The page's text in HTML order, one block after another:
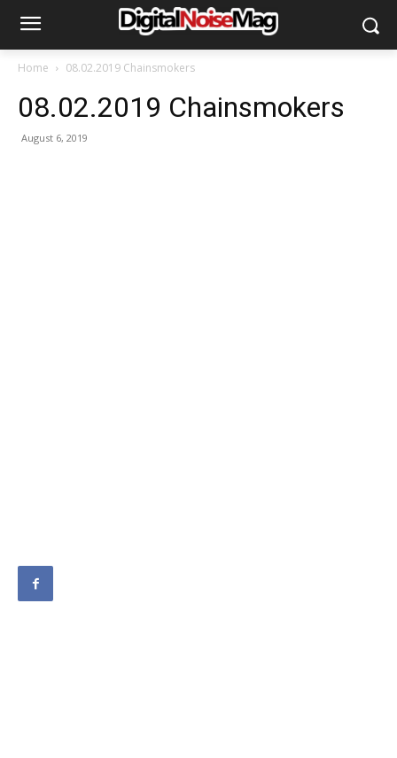
Home 08.02.2019 Chainsmokers
08.02.2019 Chainsmokers
August 6, 2019